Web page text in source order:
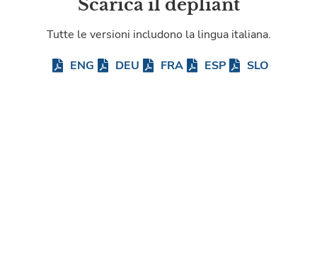
Scarica il depliant
Tutte le versioni includono la lingua italiana.
ENG
DEU FRA ESP SLO